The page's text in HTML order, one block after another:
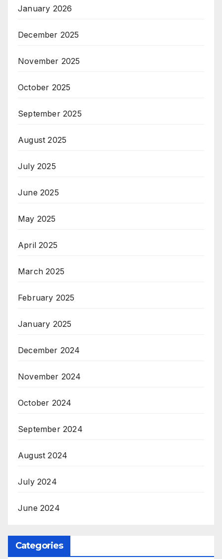
January 2026
December 2025
November 2025
October 2025
September 2025
August 2025
July 2025
June 2025
May 2025
April 2025
March 2025
February 2025
January 2025
December 2024
November 2024
October 2024
September 2024
August 2024
July 2024
June 2024
Categories